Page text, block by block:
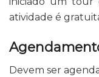
atividade é
Devem ser